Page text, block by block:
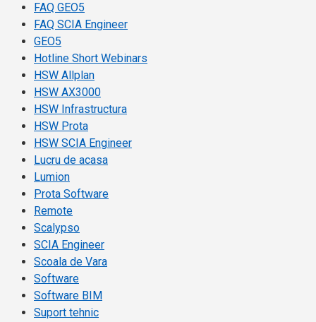
FAQ GEO5
FAQ SCIA Engineer
GEO5
Hotline Short Webinars
HSW Allplan
HSW AX3000
HSW Infrastructura
HSW Prota
HSW SCIA Engineer
Lucru de acasa
Lumion
Prota Software
Remote
Scalypso
SCIA Engineer
Scoala de Vara
Software
Software BIM
Suport tehnic